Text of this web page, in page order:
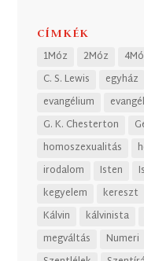
CÍMKÉK
1Móz 2Móz
C. S. Lewis
egyház
evangélium
G. K. Chesterton
homoszexualitás
irodalom
Isten
kegyelem
kereszt
Kálvin
kálvinista
megváltás
Numeri